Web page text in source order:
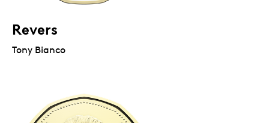
Revers
Tony Bianco